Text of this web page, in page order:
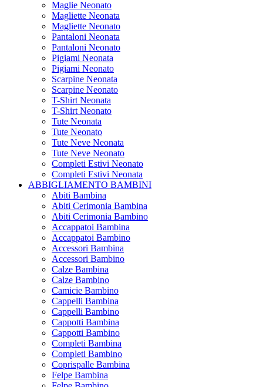
Maglie Neonato
Magliette Neonata
Magliette Neonato
Pantaloni Neonata
Pantaloni Neonato
Pigiami Neonata
Pigiami Neonato
Scarpine Neonata
Scarpine Neonato
T-Shirt Neonata
T-Shirt Neonato
Tute Neonata
Tute Neonato
Tute Neve Neonata
Tute Neve Neonato
Completi Estivi Neonato
Completi Estivi Neonata
ABBIGLIAMENTO BAMBINI
Abiti Bambina
Abiti Cerimonia Bambina
Abiti Cerimonia Bambino
Accappatoi Bambina
Accappatoi Bambino
Accessori Bambina
Accessori Bambino
Calze Bambina
Calze Bambino
Camicie Bambino
Cappelli Bambina
Cappelli Bambino
Cappotti Bambina
Cappotti Bambino
Completi Bambina
Completi Bambino
Coprispalle Bambina
Felpe Bambina